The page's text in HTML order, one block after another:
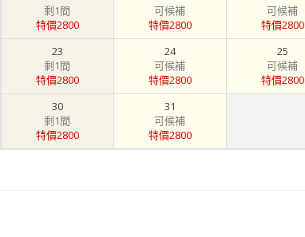
剩1間
特價2800
可候補
特價2800
可候補
特價2800
23
剩1間
特價2800
24
可候補
特價2800
25
可候補
特價2800
30
剩1間
特價2800
31
可候補
特價2800